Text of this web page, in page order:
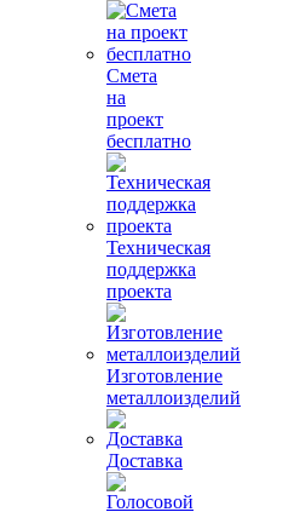
Смета
на
проект
бесплатно
Техническая
поддержка
проекта
Изготовление
металлоизделий
Доставка